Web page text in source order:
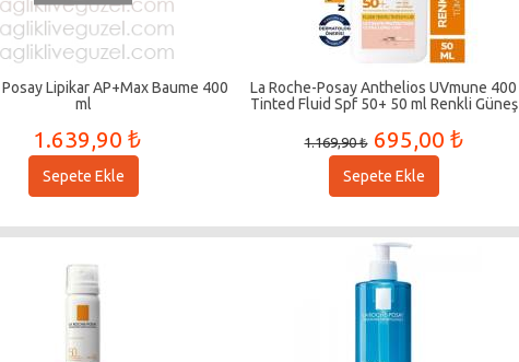
Lipikar AP+Max Baume 400
ml
1.639,90 ₺
Sepete Ekle
La Roche-Posay Anthelios UVmune 400
Tinted Fluid Spf 50+ 50 ml Renkli Güneş
1.169,90 ₺ 695,00 ₺
Sepete Ekle